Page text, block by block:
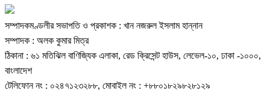
সম্পাদকমণ্ডলীর সভাপতি ও প্রকাশক : খান নজরুল ইসলাম হান্নান
সম্পাদক : অলক কুমার মিত্র
ঠিকানা : ৬১ মতিঝিল বাণিজ্যিক এলাকা, রেড ক্রিসেন্ট হাউস, লেভেল-১০, ঢাকা -১০০০,
বাংলাদেশ
টেলিফোন নং : ০২৪৭১২৩২৮৮, মোবাইল নং : +৮৮০১৮২৯৮২৮১২৯